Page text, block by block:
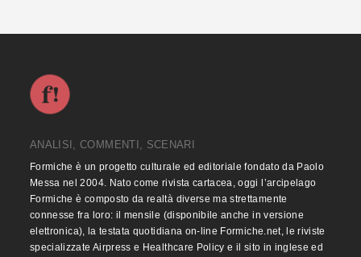
ANALISI, COMMENTI, SCENARI
Formiche è un progetto culturale ed editoriale fondato da Paolo
Messa nel 2004. Nato come rivista cartacea, oggi l’arcipelago
Formiche è composto da realtà diverse ma strettamente
connesse fra loro: il mensile (disponibile anche in versione
elettronica), la testata quotidiana on-line Formiche.net, le riviste
specializzate Airpress e Healthcare Policy e il sito in inglese ed